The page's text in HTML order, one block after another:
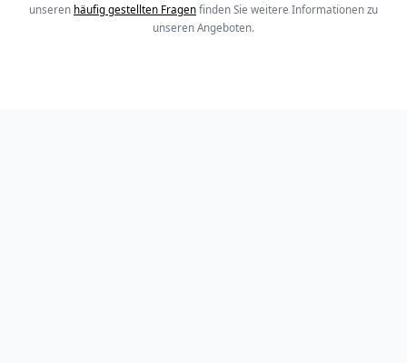
unseren häufig gestellten Fragen finden Sie weitere Informationen zu
unseren Angeboten.